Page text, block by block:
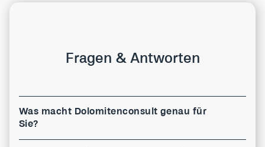
Fragen & Antworten
Was macht Dolomitenconsult genau für
Sie?